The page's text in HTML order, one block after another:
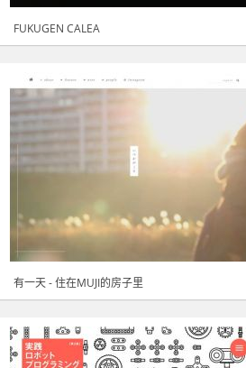
FUKUGEN CALEA
有一天 - 住在MUJI的房子里